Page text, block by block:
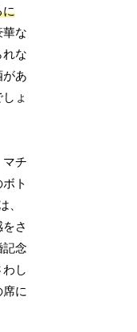
に
華な
れな
があ
ょ
マチ
ト
、
さ
記念
し
に